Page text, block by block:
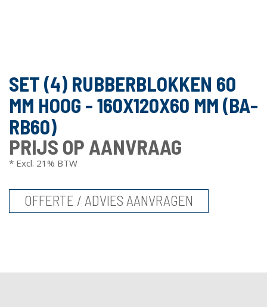
SET (4) RUBBERBLOKKEN 60
MM HOOG - 160X120X60 MM (BA-
RB60)
PRIJS OP AANVRAAG
* Excl. 21% BTW
OFFERTE / ADVIES AANVRAGEN